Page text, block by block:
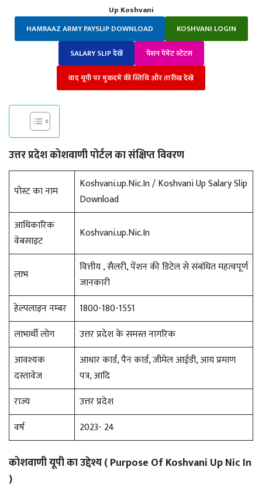
Up Koshvani
HAMRAAZ ARMY PAYSLIP DOWNLOAD
KOSHVANI LOGIN
SALARY SLIP देखें
पेंशन पेमेंट स्टेटस
वाद यूपी पर मुकदमे की स्तिथि और तारीख देखें
उत्तर प्रदेश कोशवाणी पोर्टल का संक्षिप्त विवरण
पोस्ट का नाम
Koshvani.up.Nic.In / Koshvani Up Salary Slip
Download
आधिकारिक
वेबसाइट
Koshvani.up.Nic.In
लाभ
वित्तीय , सैलरी, पेंशन की डिटेल से संबंधित महत्वपूर्ण
जानकारी
हेल्पलाइन नम्बर
1800-180-1551
लाभार्थी लोग
उत्तर प्रदेश के समस्त नागरिक
आवश्यक
दस्तावेज
आधार कार्ड, पैन कार्ड, जीमेल आईडी, आय प्रमाण
पत्र, आदि
राज्य
उत्तर प्रदेश
वर्ष
2023- 24
कोशवाणी यूपी का उद्देश्य ( Purpose Of Koshvani Up Nic In
)